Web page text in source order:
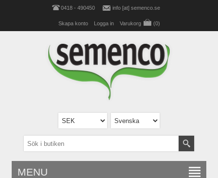
0418 - 490450 info [at] semenco.se
Skapa konto Logga in Varukorg (0)
MENU